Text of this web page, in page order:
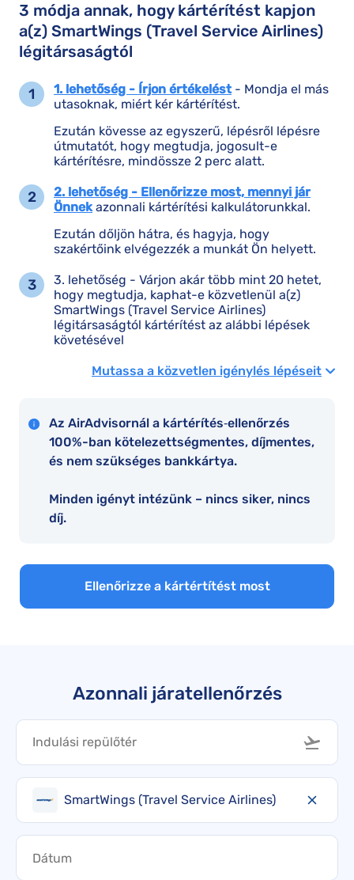
3 módja annak, hogy kártérítést kapjon
a(z) SmartWings (Travel Service Airlines)
légitársaságtól
1. lehetőség - Írjon értékelést- Mondja el más
utasoknak, miért kér kártérítést.
Ezután kövesse az egyszerű, lépésről lépésre
útmutatót, hogy megtudja, jogosult-e
kártérítésre, mindössze 2 perc alatt.
2. lehetőség - Ellenőrizze most, mennyi jár
Önnekazonnali kártérítési kalkulátorunkkal.
Ezután dőljön hátra, és hagyja, hogy
szakértőink elvégezzék a munkát Ön helyett.
3. lehetőség - Várjon akár több mint 20 hetet,
hogy megtudja, kaphat-e közvetlenül a(z)
SmartWings (Travel Service Airlines)
légitársaságtól kártérítést az alábbi lépések
követésével
Mutassa a közvetlen igénylés lépéseit
Az AirAdvisornál a kártérítés‑ellenőrzés
100%-ban kötelezettségmentes, díjmentes,
és nem szükséges bankkártya.
Minden igényt intézünk – nincs siker, nincs
díj.
Ellenőrizze a kártértítést most
Azonnali járatellenőrzés
SmartWings (Travel Service Airlines)